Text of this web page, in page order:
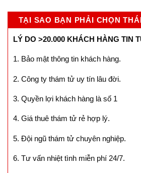
TẠI SAO BẠN PHẢI CHỌN
LÝ DO >20.000 KHÁCH HÀNG TIN
1. Bảo mật thông tin khách hàng.
2. Công ty thám tử uy tín lâu đời.
3. Quyền lợi khách hàng là số 1
4. Giá thuê thám tử rẻ hợp lý.
5. Đội ngũ thám tử chuyên nghiệp.
6. Tư vấn nhiệt tình miễn phí 24/7.